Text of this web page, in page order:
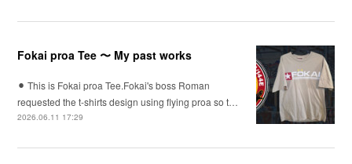
Fokai proa Tee 〜 My past works
⚫︎ This is Fokai proa Tee.Fokai's boss Roman
requested the t-shirts design using flying proa so t…
2026.06.11 17:29